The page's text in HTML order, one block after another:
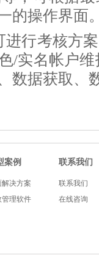
的操作界面
进行考核方
/实名帐户
数据获取、
案例
解决方案
管理软件
联系我们
联系我们
在线咨询